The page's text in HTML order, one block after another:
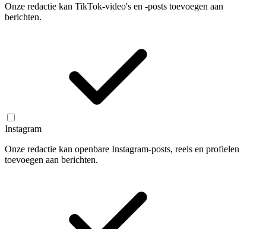
Onze redactie kan TikTok-video's en -posts toevoegen aan
berichten.
Instagram
Onze redactie kan openbare Instagram-posts, reels en profielen
toevoegen aan berichten.